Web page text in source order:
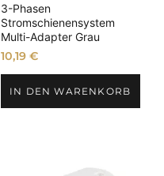
3-Phasen
Stromschienensystem
Multi-Adapter Grau
10,19 €
IN DEN WARENKORB